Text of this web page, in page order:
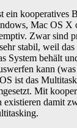
ein kooperatives
Mac OS
Zwar sind
stabil, weil
System behält
kann
ist das
Mit
existieren damit